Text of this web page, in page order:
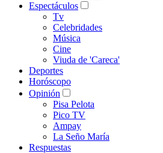
Espectáculos
Tv
Celebridades
Música
Cine
Viuda de 'Careca'
Deportes
Horóscopo
Opinión
Pisa Pelota
Pico TV
Ampay
La Seño María
Respuestas